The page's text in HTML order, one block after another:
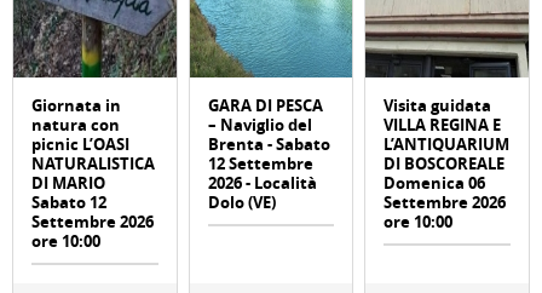
Giornata in
natura con
picnic L’OASI
NATURALISTICA
DI MARIO
Sabato 12
Settembre 2026
ore 10:00
GARA DI PESCA
– Naviglio del
Brenta - Sabato
12 Settembre
2026 - Località
Dolo (VE)
Visita guidata
VILLA REGINA E
L’ANTIQUARIUM
DI BOSCOREALE
Domenica 06
Settembre 2026
ore 10:00